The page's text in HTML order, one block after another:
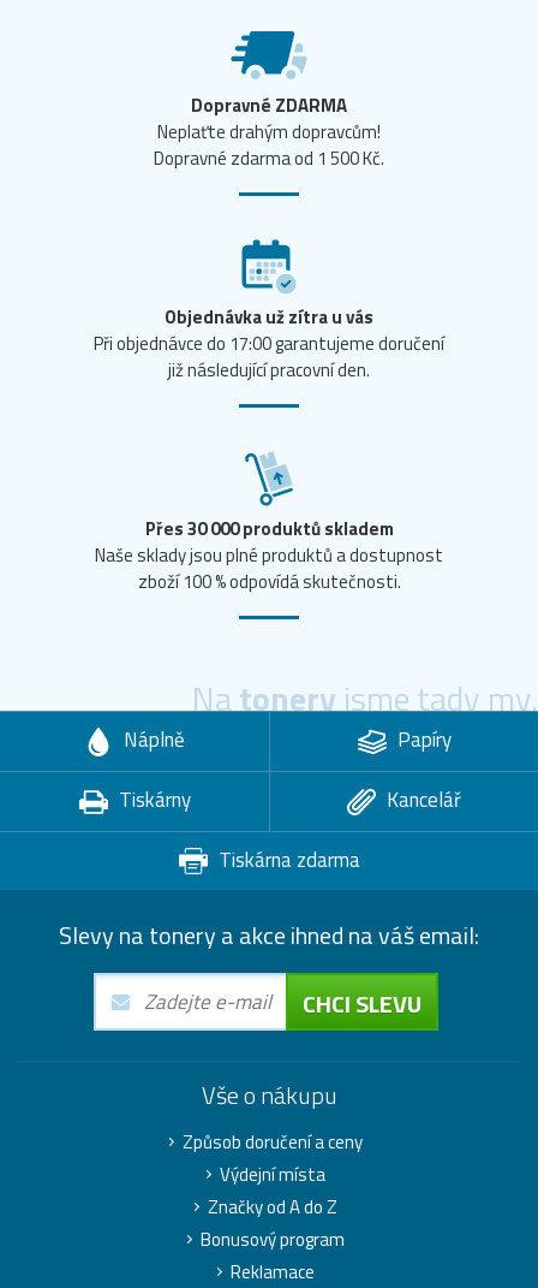
Dopravné ZDARMA
Neplaťte drahým dopravcům!
Dopravné zdarma od 1 500 Kč.
Objednávka už zítra u vás
Při objednávce do 17:00 garantujeme doručení
již následující pracovní den.
Přes 30 000 produktů skladem
Naše sklady jsou plné produktů a dostupnost
zboží 100 % odpovídá skutečnosti.
Natoneryjsme tady my.
Náplně
Papíry
Tiskárny
Kancelář
Tiskárna zdarma
Slevy na tonery a akce ihned na váš email:
CHCI SLEVU
Vše o nákupu
Způsob doručení a ceny
Výdejní místa
Značky od A do Z
Bonusový program
Reklamace